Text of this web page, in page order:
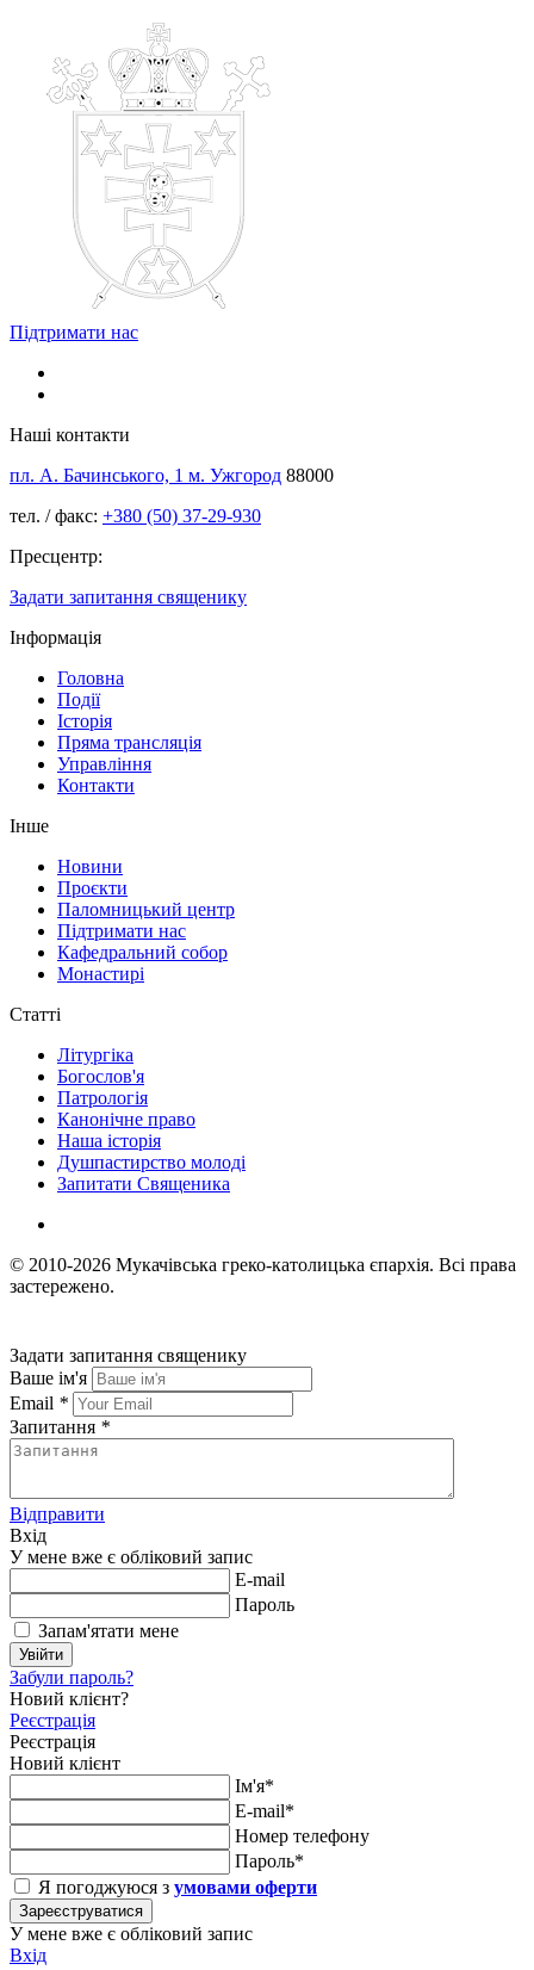
Підтримати нас
Наші контакти
пл. А. Бачинського, 1 м. Ужгород 88000
тел. / факс: +380 (50) 37-29-930
Пресцентр:
Задати запитання священику
Інформація
Головна
Події
Історія
Пряма трансляція
Управління
Контакти
Інше
Новини
Проєкти
Паломницький центр
Підтримати нас
Кафедральний собор
Монастирі
Статті
Літургіка
Богослов'я
Патрологія
Канонічне право
Наша історія
Душпастирство молоді
Запитати Священика
© 2010-2026 Мукачівська греко-католицька єпархія. Всі права
застережено.
Задати запитання священику
Ваше ім'я
Email *
Запитання *
Відправити
Вхід
У мене вже є обліковий запис
E-mail
Пароль
Запам'ятати мене
Увійти
Забули пароль?
Новий клієнт?
Реєстрація
Реєстрація
Новий клієнт
Ім'я*
E-mail*
Номер телефону
Пароль*
Я погоджуюся з умовами оферти
Зареєструватися
У мене вже є обліковий запис
Вхід